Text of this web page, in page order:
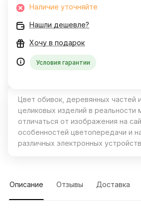
Наличие уточняйте
Нашли дешевле?
Хочу в подарок
Условия гарантии
Цвет обивок, деревянных частей и
целиковых изделий в реальности
отличаться от изображения на
особенностей цветопередачи и
различных электронных
Описание Отзывы Доставка